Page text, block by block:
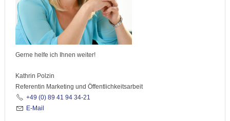
Gerne helfe ich Ihnen weiter!
Kathrin Polzin
Referentin Marketing und Öffentlichkeitsarbeit
+49 (0) 89 41 94 34-21
E-Mail